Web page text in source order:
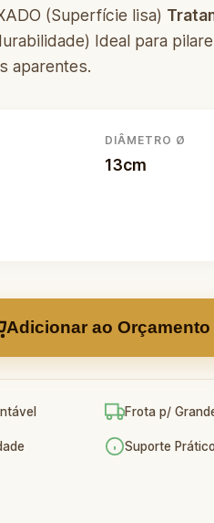
(Superfície lisa)
Ideal para
aparentes.
DIÂMETRO Ø
13cm
Adicionar ao Orçamento
Frota p/
Suporte Prático